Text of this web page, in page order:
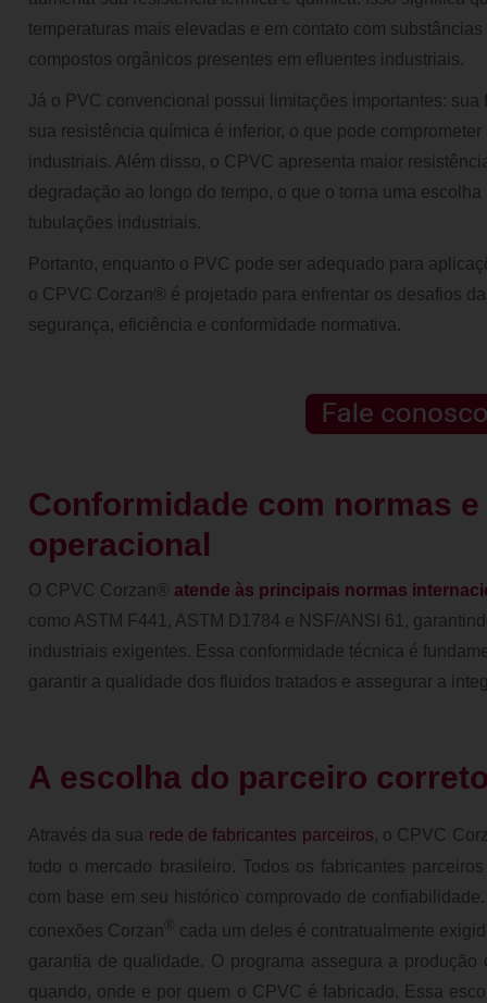
temperaturas mais elevadas e em contato com
compostos orgânicos presentes em efluentes industriais.
Já o PVC convencional possui limitações importantes: sua
sua resistência química é inferior, o que pode
industriais. Além disso, o CPVC apresenta maior
degradação ao longo do tempo, o que o torna uma
tubulações industriais.
Portanto, enquanto o PVC pode ser adequado para
o CPVC Corzan® é projetado para enfrentar os desafios
segurança, eficiência e conformidade normativa.
Conformidade com normas
operacional
O CPVC Corzan® atende às principais normas
como ASTM F441, ASTM D1784 e NSF/ANSI 61,
industriais exigentes. Essa conformidade técnica é
garantir a qualidade dos fluidos tratados e assegurar a
A escolha do parceiro
Através da sua rede de fabricantes parceiros, o CPVC
todo o mercado brasileiro. Todos os fabricantes
com base em seu histórico comprovado de
conexões Corzan ® cada um deles é contratualmente
garantia de qualidade. O programa assegura a
quando, onde e por quem o CPVC é fabricado. Essa